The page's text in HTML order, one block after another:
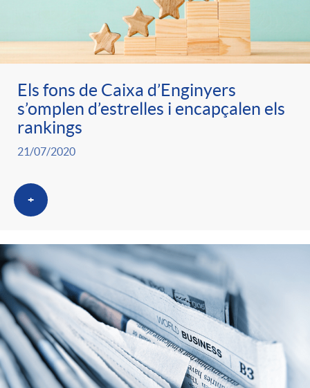
Els fons de Caixa d’Enginyers
s’omplen d’estrelles i encapçalen els
rankings
21/07/2020
+